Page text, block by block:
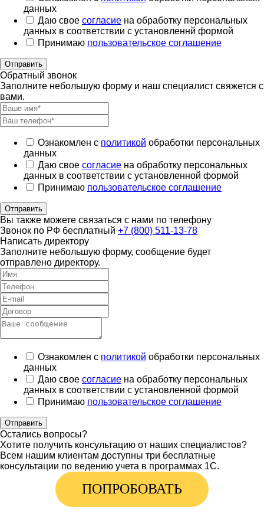
данных
Даю свое согласие на обработку персональных
данных в соответствии с установленнй формой
Принимаю пользовательское соглашение
Отправить
Обратный звонок
Заполните небольшую форму и наш специалист свяжется с
вами.
Ознакомлен с политикой обработки персональных
данных
Даю свое согласие на обработку персональных
данных в соответствии с установленной формой
Принимаю пользовательское соглашение
Отправить
Вы также можете связаться с нами по телефону
Звонок по РФ бесплатный +7 (800) 511-13-78
Написать директору
Заполните небольшую форму, сообщение будет
отправлено директору.
Ознакомлен с политикой обработки персональных
данных
Даю свое согласие на обработку персональных
данных в соответствии с установленной формой
Принимаю пользовательское соглашение
Отправить
Остались вопросы?
Хотите получить консультацию от наших специалистов?
Всем нашим клиентам доступны три бесплатные
консультации по ведению учета в программах 1С.
ПОПРОБОВАТЬ